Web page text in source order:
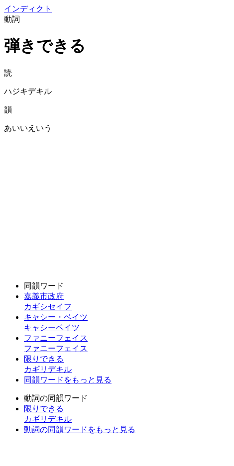
インディクト
動詞
弾きできる
読
ハジキデキル
韻
あいいえいう
同韻ワード
嘉義市政府
カギシセイフ
キャシー・ベイツ
キャシーベイツ
ファニーフェイス
ファニーフェイス
限りできる
カギリデキル
同韻ワードをもっと見る
動詞の同韻ワード
限りできる
カギリデキル
動詞の同韻ワードをもっと見る